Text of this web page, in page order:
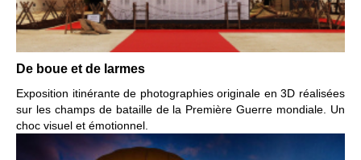
De boue et de larmes
Exposition itinérante de photographies originale en 3D réalisées
sur les champs de bataille de la Première Guerre mondiale. Un
choc visuel et émotionnel.